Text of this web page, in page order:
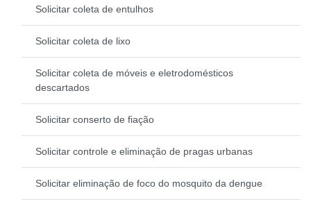
Solicitar coleta de entulhos
Solicitar coleta de lixo
Solicitar coleta de móveis e eletrodomésticos
descartados
Solicitar conserto de fiação
Solicitar controle e eliminação de pragas urbanas
Solicitar eliminação de foco do mosquito da dengue